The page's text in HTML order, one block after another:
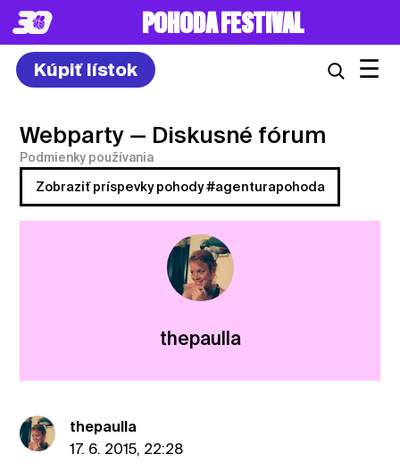
POHODA FESTIVAL
Kúpiť lístok ☰
Webparty — Diskusné fórum
Podmienky používania
Zobraziť príspevky pohody #agenturapohoda
thepaulla
thepaulla
17. 6. 2015, 22:28